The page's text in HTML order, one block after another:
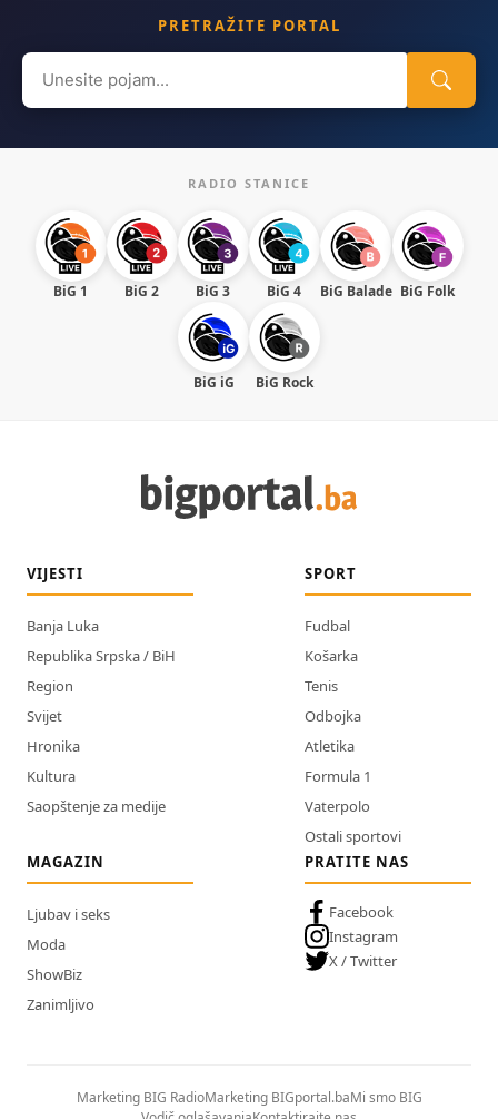
PRETRAŽITE PORTAL
Search
for:
RADIO STANICE
BiG 1 BiG 2 BiG 3 BiG 4 BiG Balade BiG Folk
BiG iG BiG Rock
VIJESTI
Banja Luka
Republika Srpska / BiH
Region
Svijet
Hronika
Kultura
Saopštenje za medije
SPORT
Fudbal
Košarka
Tenis
Odbojka
Atletika
Formula 1
Vaterpolo
Ostali sportovi
MAGAZIN
Ljubav i seks
Moda
ShowBiz
Zanimljivo
PRATITE NAS
Facebook
Instagram
X / Twitter
Marketing BIG RadioMarketing BIGportal.baMi smo BIG